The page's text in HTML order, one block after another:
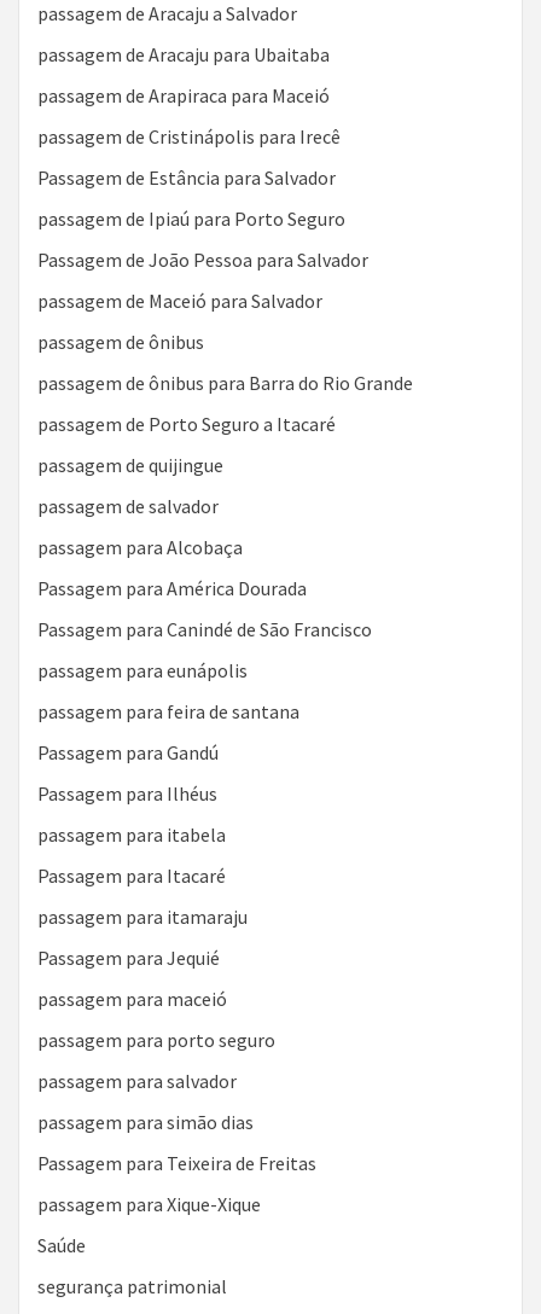
passagem de Aracaju a Salvador
passagem de Aracaju para Ubaitaba
passagem de Arapiraca para Maceió
passagem de Cristinápolis para Irecê
Passagem de Estância para Salvador
passagem de Ipiaú para Porto Seguro
Passagem de João Pessoa para Salvador
passagem de Maceió para Salvador
passagem de ônibus
passagem de ônibus para Barra do Rio Grande
passagem de Porto Seguro a Itacaré
passagem de quijingue
passagem de salvador
passagem para Alcobaça
Passagem para América Dourada
Passagem para Canindé de São Francisco
passagem para eunápolis
passagem para feira de santana
Passagem para Gandú
Passagem para Ilhéus
passagem para itabela
Passagem para Itacaré
passagem para itamaraju
Passagem para Jequié
passagem para maceió
passagem para porto seguro
passagem para salvador
passagem para simão dias
Passagem para Teixeira de Freitas
passagem para Xique-Xique
Saúde
segurança patrimonial